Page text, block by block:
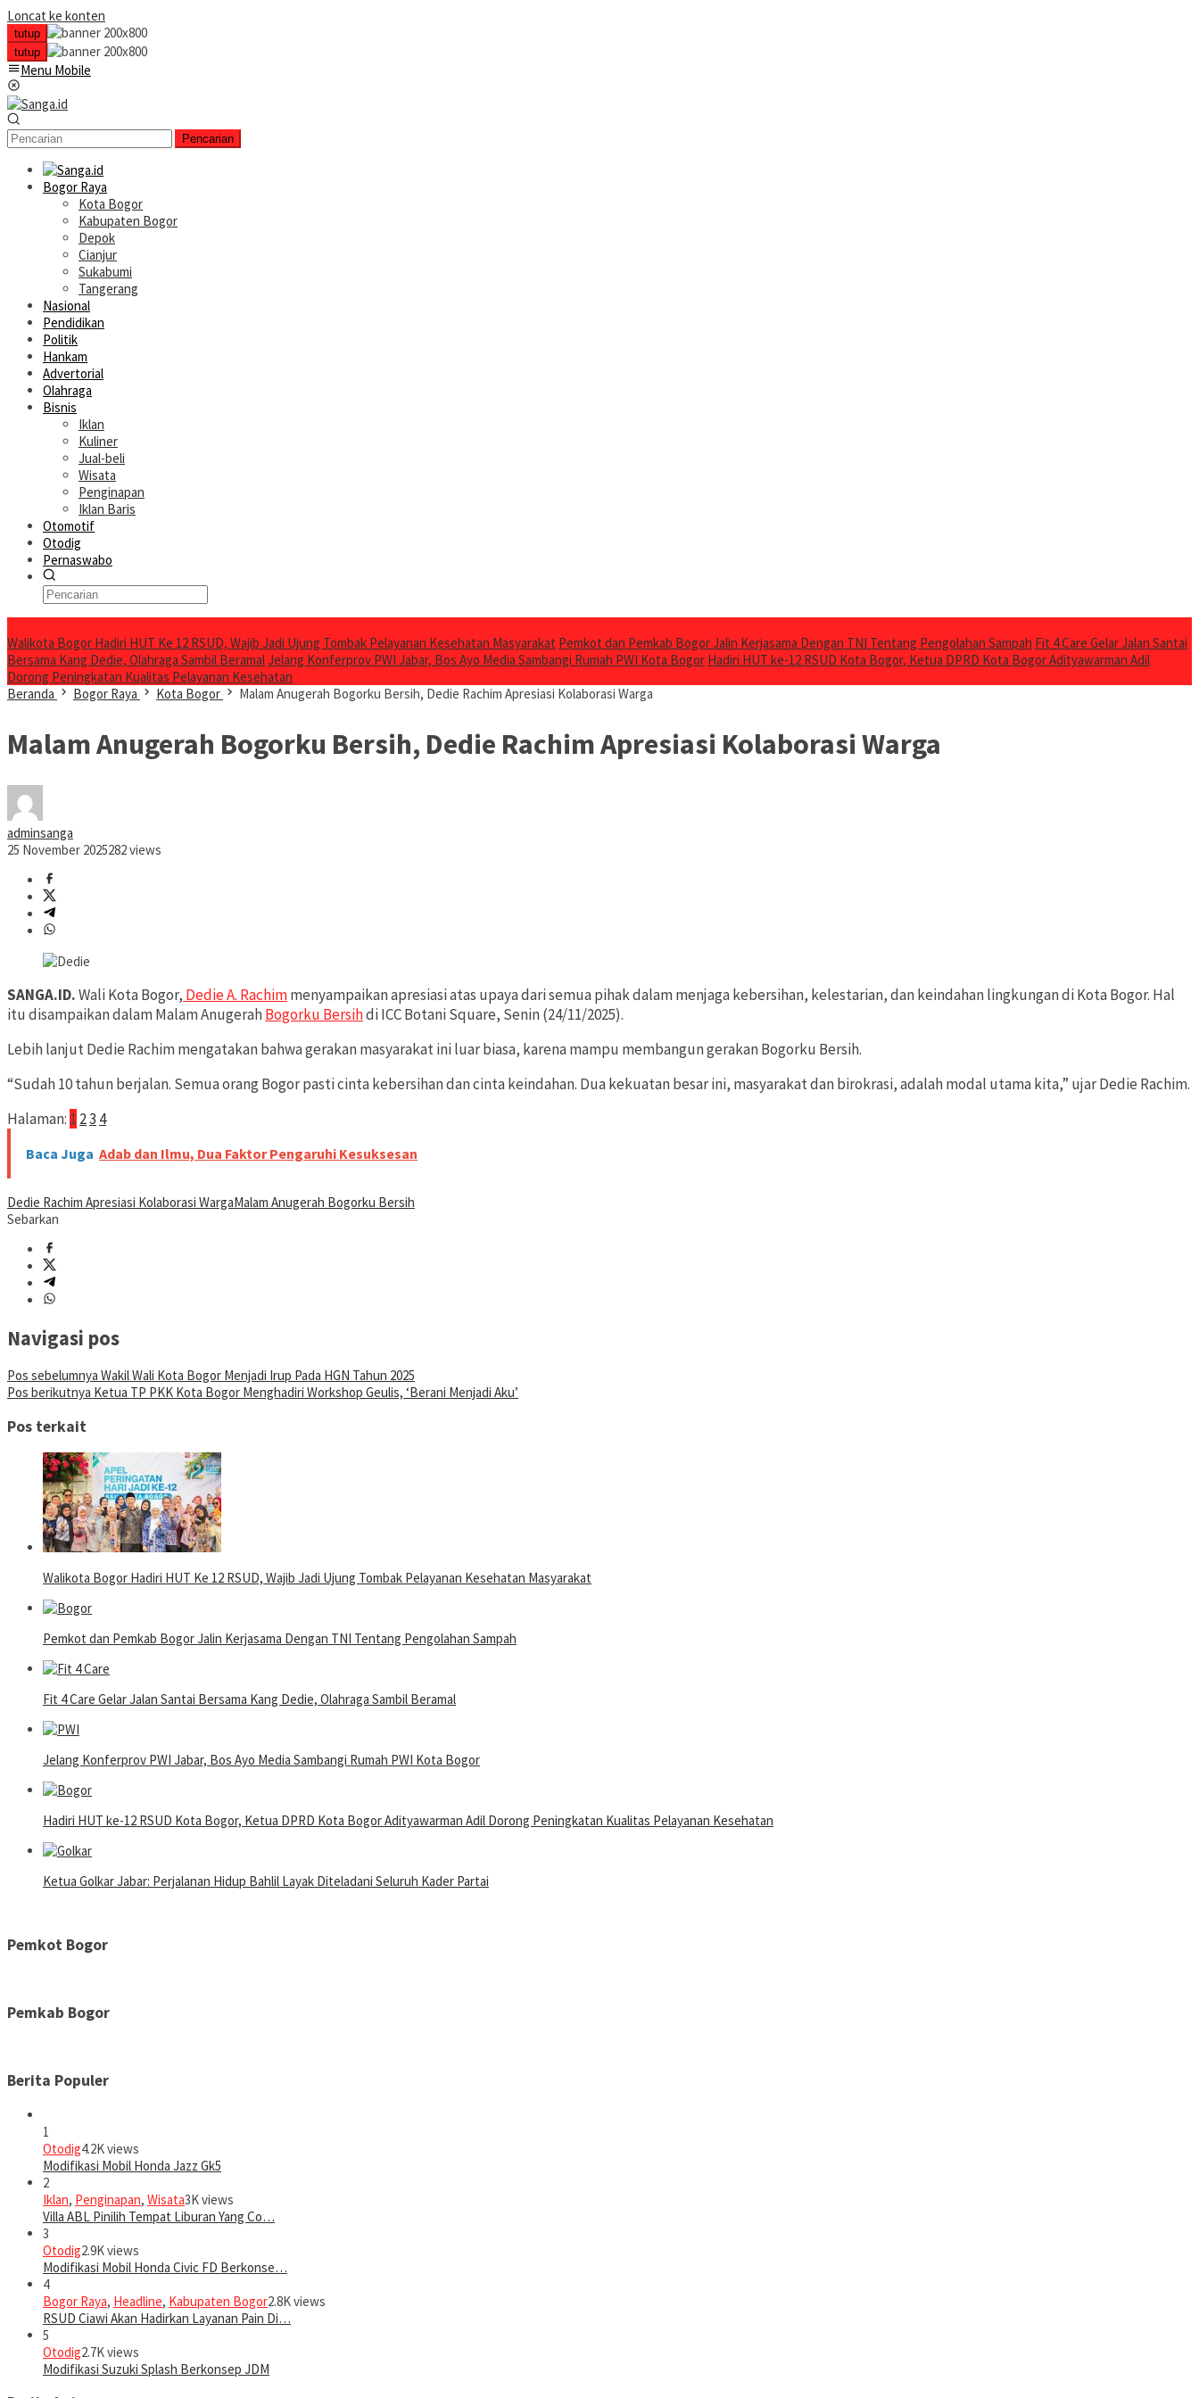
Loncat ke konten
tutup
tutup
Menu Mobile
Pencarian
Bogor Raya
Kota Bogor
Kabupaten Bogor
Depok
Cianjur
Sukabumi
Tangerang
Nasional
Pendidikan
Politik
Hankam
Advertorial
Olahraga
Bisnis
Iklan
Kuliner
Jual-beli
Wisata
Penginapan
Iklan Baris
Otomotif
Otodig
Pernaswabo
Walikota Bogor Hadiri HUT Ke 12 RSUD, Wajib Jadi Ujung Tombak Pelayanan Kesehatan Masyarakat Pemkot dan Pemkab Bogor Jalin Kerjasama Dengan TNI Tentang Pengolahan Sampah Fit 4 Care Gelar Jalan Santai
Bersama Kang Dedie, Olahraga Sambil BeramalJelang Konferprov PWI Jabar, Bos Ayo Media Sambangi Rumah PWI Kota Bogor Hadiri HUT ke-12 RSUD Kota Bogor, Ketua DPRD Kota Bogor Adityawarman Adil
Dorong Peningkatan Kualitas Pelayanan Kesehatan
Beranda
Bogor Raya Kota Bogor Malam Anugerah Bogorku Bersih, Dedie Rachim Apresiasi Kolaborasi Warga
Malam Anugerah Bogorku Bersih, Dedie Rachim Apresiasi Kolaborasi Warga
adminsanga
25 November 2025282 views
SANGA.ID.Wali Kota Bogor, Dedie A. Rachimmenyampaikan apresiasi atas upaya dari semua pihak dalam menjaga kebersihan, kelestarian, dan keindahan lingkungan di Kota Bogor. Hal
itu disampaikan dalam Malam AnugerahBogorku Bersihdi ICC Botani Square, Senin (24/11/2025).
Lebih lanjut Dedie Rachim mengatakan bahwa gerakan masyarakat ini luar biasa, karena mampu membangun gerakan Bogorku Bersih.
“Sudah 10 tahun berjalan. Semua orang Bogor pasti cinta kebersihan dan cinta keindahan. Dua kekuatan besar ini, masyarakat dan birokrasi, adalah modal utama kita,” ujar Dedie Rachim.
Halaman: 1 23 4
Baca Juga Adab dan Ilmu, Dua Faktor Pengaruhi Kesuksesan
Dedie Rachim Apresiasi Kolaborasi WargaMalam Anugerah Bogorku Bersih
Sebarkan
Navigasi pos
Pos sebelumnya Wakil Wali Kota Bogor Menjadi Irup Pada HGN Tahun 2025
Pos berikutnya Ketua TP PKK Kota Bogor Menghadiri Workshop Geulis, ‘Berani Menjadi Aku’
Pos terkait
Walikota Bogor Hadiri HUT Ke 12 RSUD, Wajib Jadi Ujung Tombak Pelayanan Kesehatan Masyarakat
Pemkot dan Pemkab Bogor Jalin Kerjasama Dengan TNI Tentang Pengolahan Sampah
Fit 4 Care Gelar Jalan Santai Bersama Kang Dedie, Olahraga Sambil Beramal
Jelang Konferprov PWI Jabar, Bos Ayo Media Sambangi Rumah PWI Kota Bogor
Hadiri HUT ke-12 RSUD Kota Bogor, Ketua DPRD Kota Bogor Adityawarman Adil Dorong Peningkatan Kualitas Pelayanan Kesehatan
Ketua Golkar Jabar: Perjalanan Hidup Bahlil Layak Diteladani Seluruh Kader Partai
Pemkot Bogor
Pemkab Bogor
Berita Populer
1
Otodig4.2K views
Modifikasi Mobil Honda Jazz Gk5
2
Iklan, Penginapan, Wisata3K views
Villa ABL Pinilih Tempat Liburan Yang Co…
3
Otodig2.9K views
Modifikasi Mobil Honda Civic FD Berkonse…
4
Bogor Raya, Headline, Kabupaten Bogor2.8K views
RSUD Ciawi Akan Hadirkan Layanan Pain Di…
5
Otodig2.7K views
Modifikasi Suzuki Splash Berkonsep JDM